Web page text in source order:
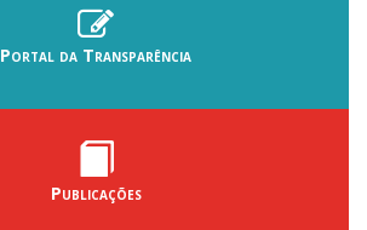
Portal da Transparência
Publicações